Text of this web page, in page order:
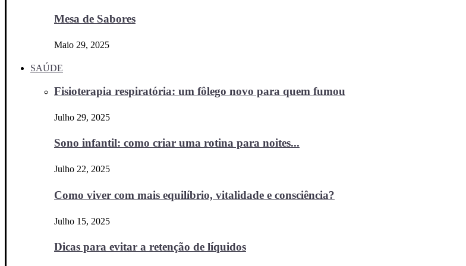
Mesa de Sabores
Maio 29, 2025
SAÚDE
Fisioterapia respiratória: um fôlego novo para quem fumou
Julho 29, 2025
Sono infantil: como criar uma rotina para noites...
Julho 22, 2025
Como viver com mais equilíbrio, vitalidade e consciência?
Julho 15, 2025
Dicas para evitar a retenção de líquidos